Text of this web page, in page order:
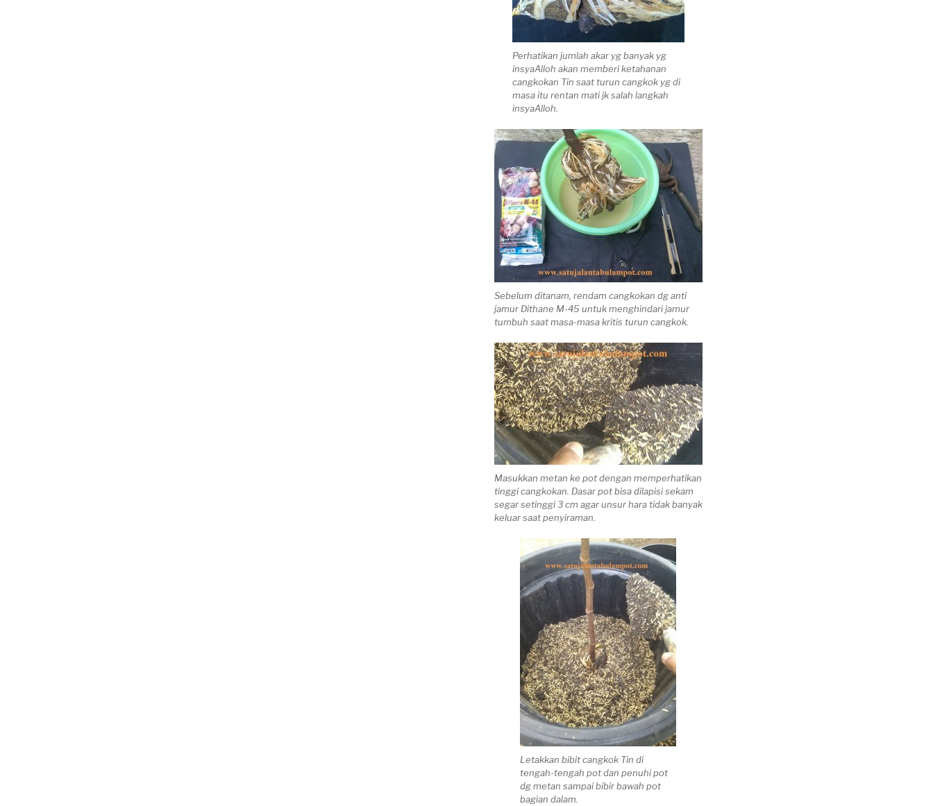
Perhatikan jumlah akar yg banyak yg
insyaAlloh akan memberi ketahanan
cangkokan Tin saat turun cangkok yg di
masa itu rentan mati jk salah langkah
insyaAlloh.
Sebelum ditanam, rendam cangkokan dg anti
jamur Dithane M-45 untuk menghindari jamur
tumbuh saat masa-masa kritis turun cangkok.
Masukkan metan ke pot dengan memperhatikan
tinggi cangkokan. Dasar pot bisa dilapisi sekam
segar setinggi 3 cm agar unsur hara tidak banyak
keluar saat penyiraman.
Letakkan bibit cangkok Tin di
tengah-tengah pot dan penuhi pot
dg metan sampai bibir bawah pot
bagian dalam.